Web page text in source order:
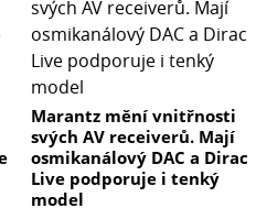
Marantz mění vnitřnosti
svých AV receiverů. Mají
osmikanálový DAC a Dirac
Live podporuje i tenký
model